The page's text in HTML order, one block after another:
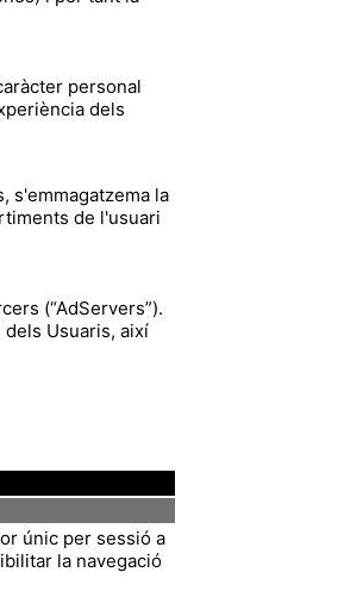
personal
dels
s'emmagatzema la
de l'usuari
(“AdServers”).
Usuaris, així
únic per sessió a
la navegació